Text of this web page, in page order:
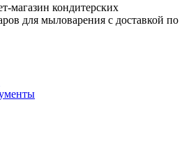
магазин кондитерских
для мыловарения с доставкой по